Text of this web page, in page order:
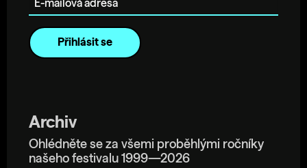
Archiv
Ohlédněte se za všemi proběhlými ročníky
našeho festivalu 1999—2026